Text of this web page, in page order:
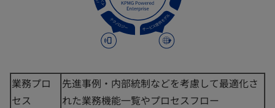
業務プロ
セス
先進事例・内部統制などを考慮して最適化さ
れた業務機能一覧やプロセスフロー